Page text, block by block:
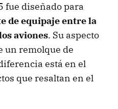
fue diseñado para
de equipaje entre la
aviones. Su aspecto
un remolque de
está en el
que resaltan en el